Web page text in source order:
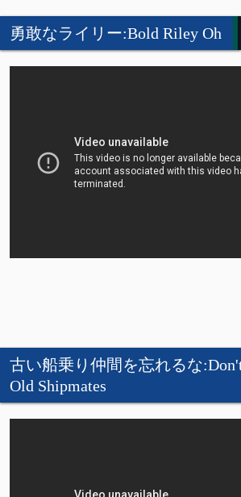
勇敢なライリー:Bold Riley Oh
古い船乗り仲間を忘れるな
Old Shipmates